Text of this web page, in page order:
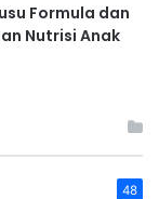
Formula dan
Nutrisi Anak
48